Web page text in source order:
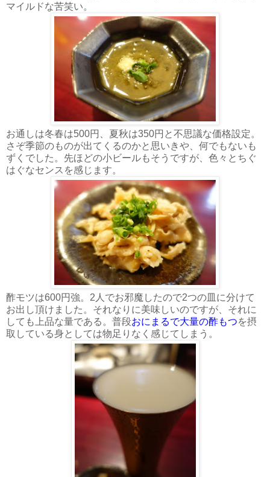
マイルドな苦笑い。
お通しは冬春は500円、夏秋は350円と不思議な価格設定。
さぞ季節のものが出てくるのかと思いきや、何でもないも
ずくでした。先ほどの小ビールもそうですが、色々とちぐ
はぐなセンスを感じます。
酢モツは600円強。2人でお邪魔したので2つの皿に分けて
お出し頂けました。それなりに美味しいのですが、それに
しても上品な量である。普段おにまるで大量の酢もつを摂
取している身としては物足りなく感じてしまう。